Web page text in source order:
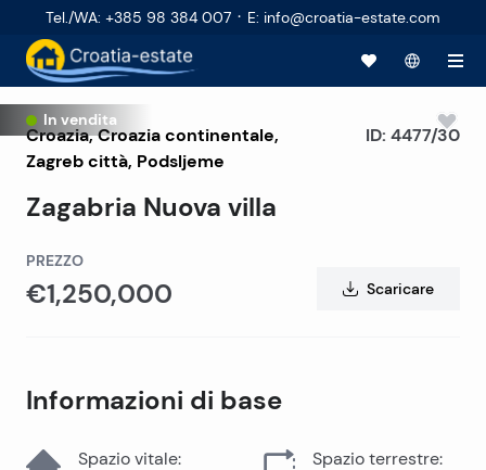
Tel./WA: +385 98 384 007 · E: info@croatia-estate.com
In vendita
Croazia,Croazia continentale,
Zagreb città, Podsljeme
Zagabria Nuova villa
ID: 4477/30
PREZZO
€1,250,000 Scaricare
Informazioni di base
Spazio vitale: Spazio terrestre: